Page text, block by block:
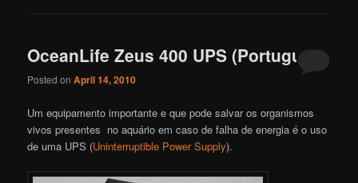
OceanLife Zeus 400 UPS (Português)
Posted onApril 14, 2010
Um equipamento importante e que pode salvar os organismos
vivos presentes no aquário em caso de falha de energia é o uso
de uma UPS (Uninterruptible Power Supply).